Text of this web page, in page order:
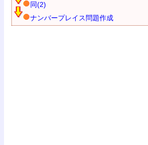
同(2)
ナンバープレイス問題作成